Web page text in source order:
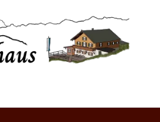
Hochgernhaus